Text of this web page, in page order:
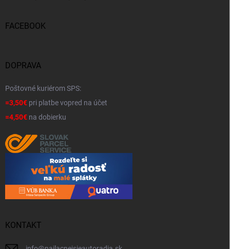
FACEBOOK
DOPRAVA
Poštovné kuriérom SPS:
=3,50€ pri platbe vopred na účet
=4,50€ na dobierku
KONTAKT